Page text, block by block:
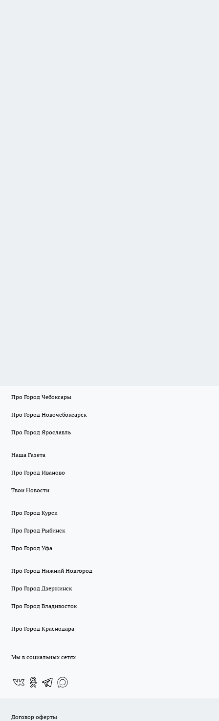
Про Город Чебоксары
Про Город Новочебоксарск
Про Город Ярославль
Наша Газета
Про Город Иваново
Твои Новости
Про Город Курск
Про Город Рыбинск
Про Город Уфа
Про Город Нижний Новгород
Про Город Дзержинск
Про Город Владивосток
Про Город Краснодара
Мы в социальных сетях
Договор оферты